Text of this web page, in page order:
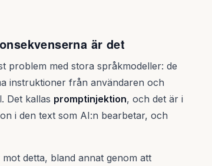
är det
problem med stora språkmodeller: de
instruktioner från användaren och
Det kallas promptinjektion, och det är i
i den text som AI:n bearbetar, och
detta, bland annat genom att